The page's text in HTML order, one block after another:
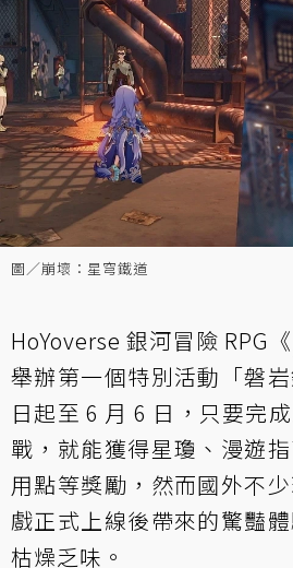
圖／崩壞：星穹鐵道
HoYoverse 銀河冒險 RPG《
舉辦第一個特別活動「磐
日起至 6 月 6 日，只要完
戰，就能獲得星瓊、漫遊
用點等獎勵，然而國外不
戲正式上線後帶來的驚豔
枯燥乏味。